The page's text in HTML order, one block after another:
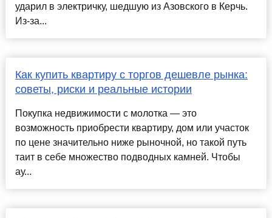
ударил в электричку, шедшую из Азовского в Керчь.
Из-за...
Как купить квартиру с торгов дешевле рынка:
советы, риски и реальные истории
Покупка недвижимости с молотка — это
возможность приобрести квартиру, дом или участок
по цене значительно ниже рыночной, но такой путь
таит в себе множество подводных камней. Чтобы
ау...